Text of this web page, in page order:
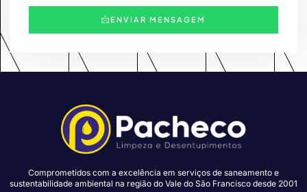
ENVIAR MENSAGEM
Comprometidos com a excelência em serviços de saneamento e
sustentabilidade ambiental na região do Vale do São Francisco desde 2001